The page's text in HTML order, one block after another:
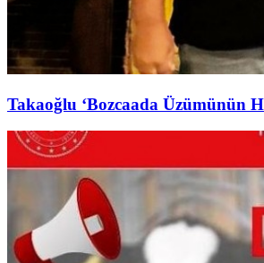
Takaoğlu ‘Bozcaada Üzümünün